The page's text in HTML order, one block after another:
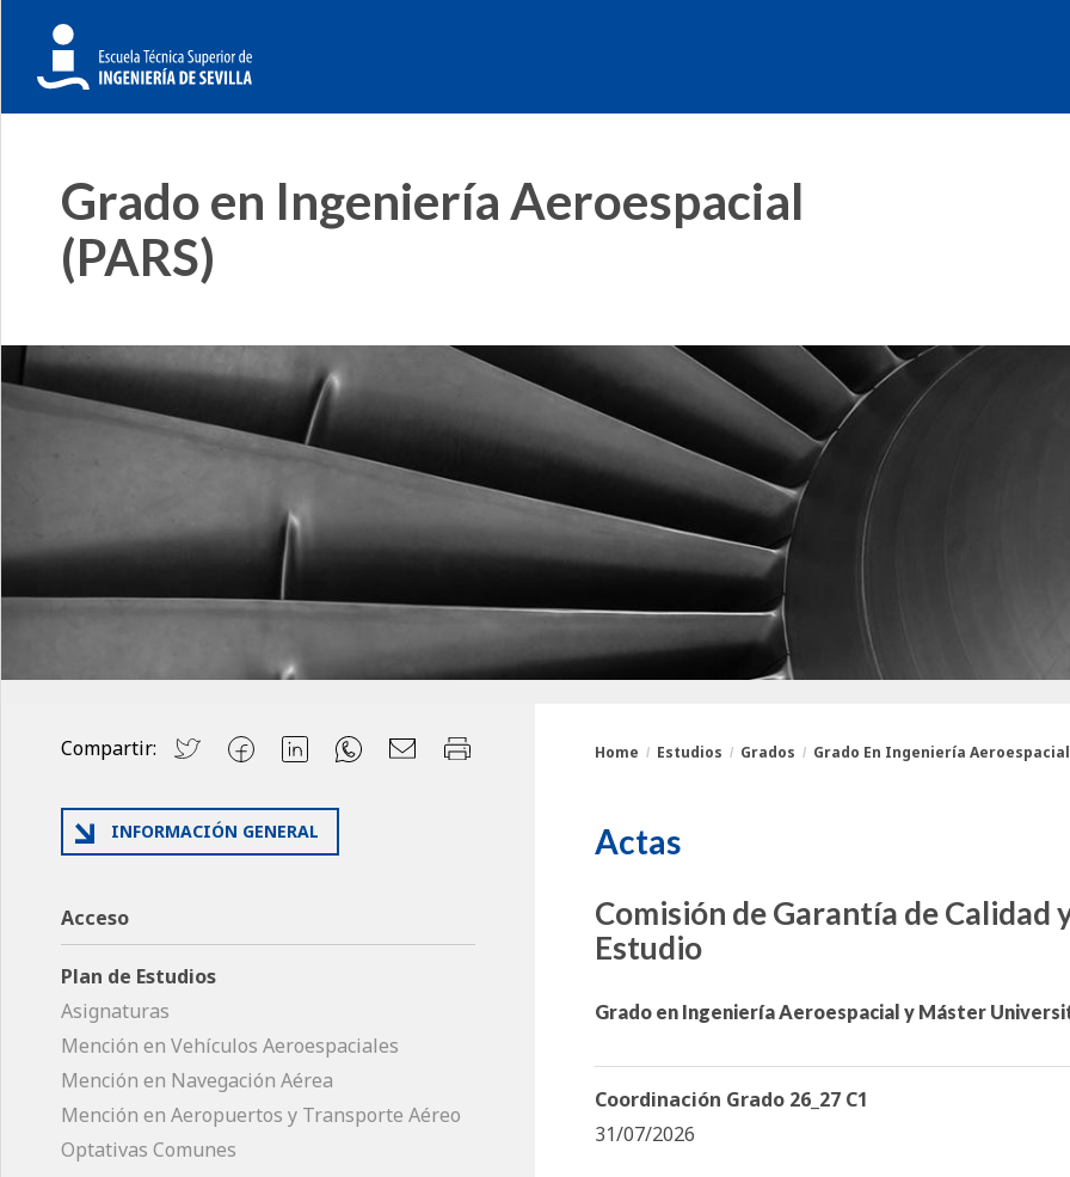
Grado en Ingeniería Aeroespacial
(PARS)
are
Home Estudios Grados Grado En Ingeniería
Actas
Comisión de Garantía de Calidad
Estudio
Grado en Ingeniería Aeroespacial y Máster
Coordinación Grado 26_27 C1
31/07/2026
Compartir:
INFORMACIÓN GENERAL
Acceso
Plan de Estudios
Asignaturas
Mención en Vehículos Aeroespaciales
Mención en Navegación Aérea
Mención en Aeropuertos y Transporte Aéreo
Optativas Comunes